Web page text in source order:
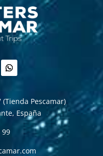
Pescamar)
España
99